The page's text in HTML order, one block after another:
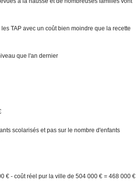
TAP avec un coût bien moindre que la recette
que l'an dernier
scolarisés et pas sur le nombre d'enfants
€ - coût réel pur la ville de 504 000 € = 468 000 €